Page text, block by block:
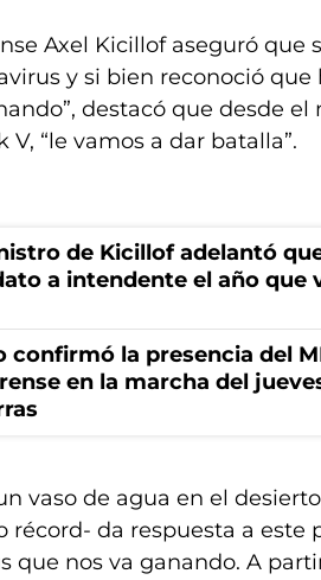
Axel Kicillof aseguró que
y si bien reconoció que
destacó que desde el
“le vamos a dar batalla”.
de Kicillof adelantó
a intendente el año que
confirmó la presencia del
en la marcha del
vaso de agua en el
récord- da respuesta a este
que nos va ganando. A